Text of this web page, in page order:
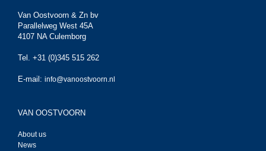
Van Oostvoorn & Zn bv
Parallelweg West 45A
4107 NA Culemborg
Tel. +31 (0)345 515 262
E-mail: info@vanoostvoorn.nl
VAN OOSTVOORN
About us
News